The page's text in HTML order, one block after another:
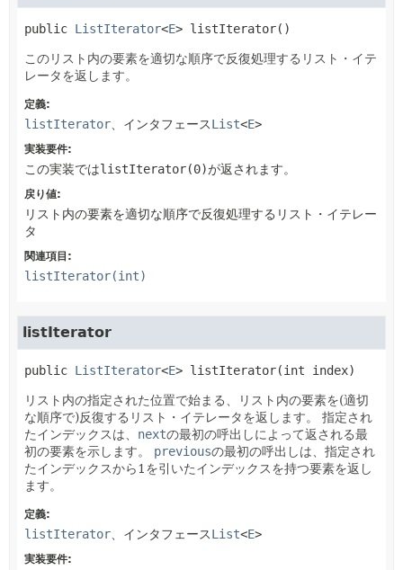
public ListIterator<E> listIterator()
このリスト内の要素を適切な順序で反復処理するリスト・イテ
レータを返します。
定義:
listIterator 、インタフェースList<E>
実装要件:
この実装ではlistIterator(0)が返されます。
戻り値:
リスト内の要素を適切な順序で反復処理するリスト・イテレー
タ
関連項目:
listIterator(int)
listIterator
public ListIterator<E> listIterator(int index)
リスト内の指定された位置で始まる、リスト内の要素を(適切
な順序で)反復するリスト・イテレータを返します。
指定され
たインデックスは、 nextの最初の呼出しによって返される最
初の要素を示します。
previousの最初の呼出しは、指定され
たインデックスから1を引いたインデックスを持つ要素を返し
ます。
定義:
listIterator 、インタフェースList<E>
実装要件: